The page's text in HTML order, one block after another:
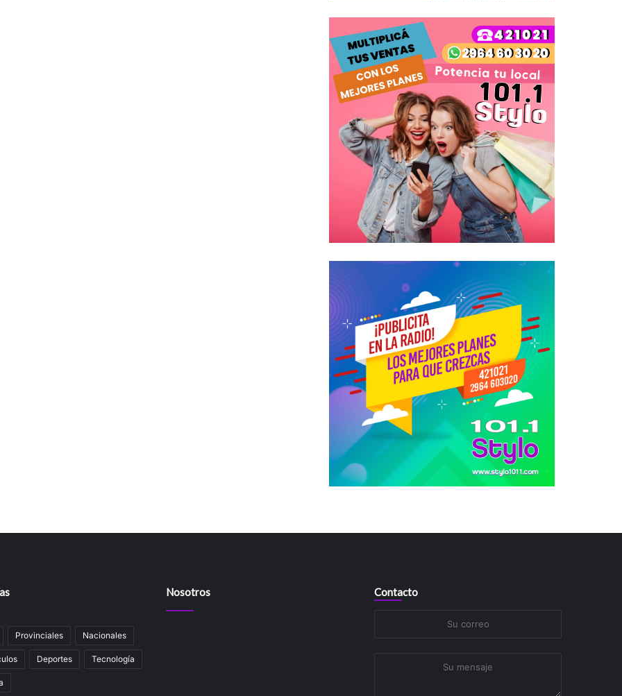
Provinciales Nacionales
Deportes Tecnología
Nosotros Contacto